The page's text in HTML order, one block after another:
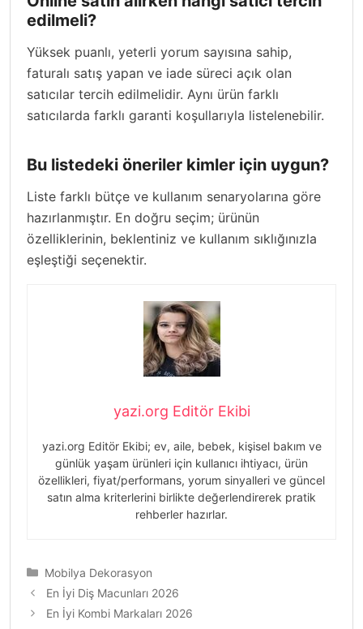
edilmeli?
Yüksek puanlı, yeterli yorum sayısına sahip,
faturalı satış yapan ve iade süreci açık olan
satıcılar tercih edilmelidir. Aynı ürün farklı
satıcılarda farklı garanti koşullarıyla listelenebilir.
Bu listedeki öneriler kimler için uygun?
Liste farklı bütçe ve kullanım senaryolarına göre
hazırlanmıştır. En doğru seçim; ürünün
özelliklerinin, beklentiniz ve kullanım sıklığınızla
eşleştiği seçenektir.
yazi.org Editör Ekibi
yazi.org Editör Ekibi; ev, aile, bebek, kişisel bakım ve
günlük yaşam ürünleri için kullanıcı ihtiyacı, ürün
özellikleri, fiyat/performans, yorum sinyalleri ve güncel
satın alma kriterlerini birlikte değerlendirerek pratik
rehberler hazırlar.
Kategoriler
Mobilya Dekorasyon
Yazı
dolaşımı
En İyi Diş Macunları 2026
En İyi Kombi Markaları 2026